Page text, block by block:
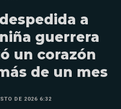
a
guerrera
un corazón
de un mes
DE 2026 6:32